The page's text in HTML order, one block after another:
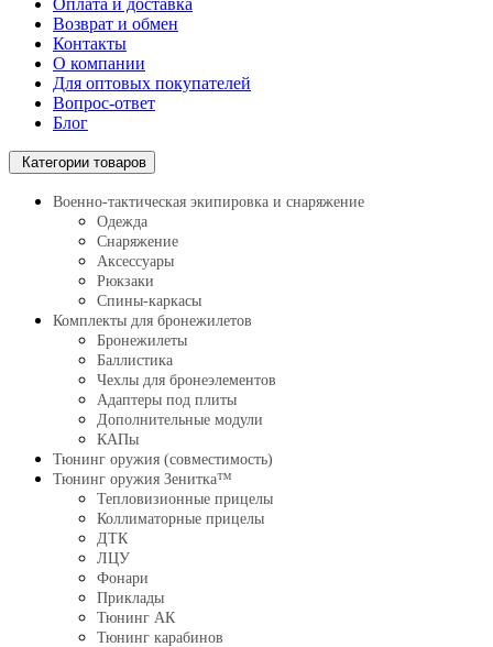
Оплата и доставка
Возврат и обмен
Контакты
О компании
Для оптовых покупателей
Вопрос-ответ
Блог
Категории товаров
Военно-тактическая экипировка и снаряжение
Одежда
Снаряжение
Аксессуары
Рюкзаки
Спины-каркасы
Комплекты для бронежилетов
Бронежилеты
Баллистика
Чехлы для бронеэлементов
Адаптеры под плиты
Дополнительные модули
КАПы
Тюнинг оружия (совместимость)
Тюнинг оружия Зенитка™
Тепловизионные прицелы
Коллиматорные прицелы
ДТК
ЛЦУ
Фонари
Приклады
Тюнинг АК
Тюнинг карабинов